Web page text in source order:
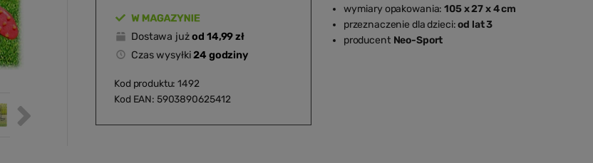
Dostawa jużod 14,99 zł
Czas wysyłki24 godziny
Kod produktu: 1492
Kod EAN: 5903890625412
wymiary opakowania: 105 x 27 x 4 cm
przeznaczenie dla dzieci:od lat 3
producent Neo-Sport